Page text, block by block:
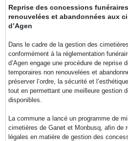
Reprise des concessions
renouvelées et abandonnées aux
d’Agen
Dans le cadre de la gestion des
conformément à la réglementation
d’Agen engage une procédure de reprise
temporaires non renouvelées et
préserver l’ordre, la sécurité et
tout en permettant une meilleure gestion
disponibles.
La commune a lancé un programme de
cimetières de Ganet et Monbusq, afin de
légales en matière de gestion des